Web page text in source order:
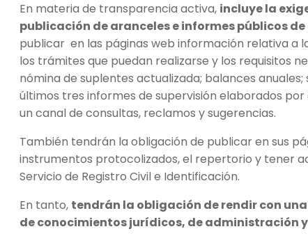
En materia de transparencia activa, incluye la
publicación de aranceles e informes públicos
publicar en las páginas web información relativa a
los trámites que puedan realizarse y los requisitos
nómina de suplentes actualizada; balances
últimos tres informes de supervisión elaborados
un canal de consultas, reclamos y sugerencias.
También tendrán la obligación de publicar en sus
instrumentos protocolizados, el repertorio y tener
Servicio de Registro Civil e Identificación.
En tanto, tendrán la obligación de rendir con
de conocimientos jurídicos, de administración